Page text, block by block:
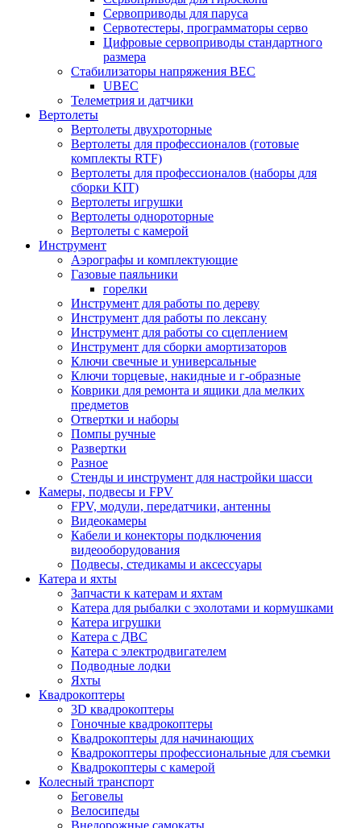
Сервоприводы для паруса
Сервотестеры, программаторы серво
Цифровые сервоприводы стандартного
размера
Стабилизаторы напряжения BEC
UBEC
Телеметрия и датчики
Вертолеты
Вертолеты двухроторные
Вертолеты для профессионалов (готовые
комплекты RTF)
Вертолеты для профессионалов (наборы для
сборки KIT)
Вертолеты игрушки
Вертолеты однороторные
Вертолеты с камерой
Инструмент
Аэрографы и комплектующие
Газовые паяльники
горелки
Инструмент для работы по дереву
Инструмент для работы по лексану
Инструмент для работы со сцеплением
Инструмент для сборки амортизаторов
Ключи свечные и универсальные
Ключи торцевые, накидные и г-образные
Коврики для ремонта и ящики дла мелких
предметов
Отвертки и наборы
Помпы ручные
Развертки
Разное
Стенды и инструмент для настройки шасси
Камеры, подвесы и FPV
FPV, модули, передатчики, антенны
Видеокамеры
Кабели и конекторы подключения
видеооборудования
Подвесы, стедикамы и аксессуары
Катера и яхты
Запчасти к катерам и яхтам
Катера для рыбалки с эхолотами и кормушками
Катера игрушки
Катера с ДВС
Катера с электродвигателем
Подводные лодки
Яхты
Квадрокоптеры
3D квадрокоптеры
Гоночные квадрокоптеры
Квадрокоптеры для начинающих
Квадрокоптеры профессиональные для съемки
Квадрокоптеры с камерой
Колесный транспорт
Беговелы
Велосипеды
Внедорожные самокаты